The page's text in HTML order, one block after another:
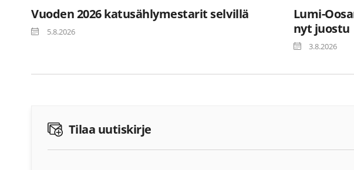
Vuoden 2026 katusählymestarit selvillä
5.8.2026
Lumi-
nyt juostu
3.8.2026
Tilaa uutiskirje